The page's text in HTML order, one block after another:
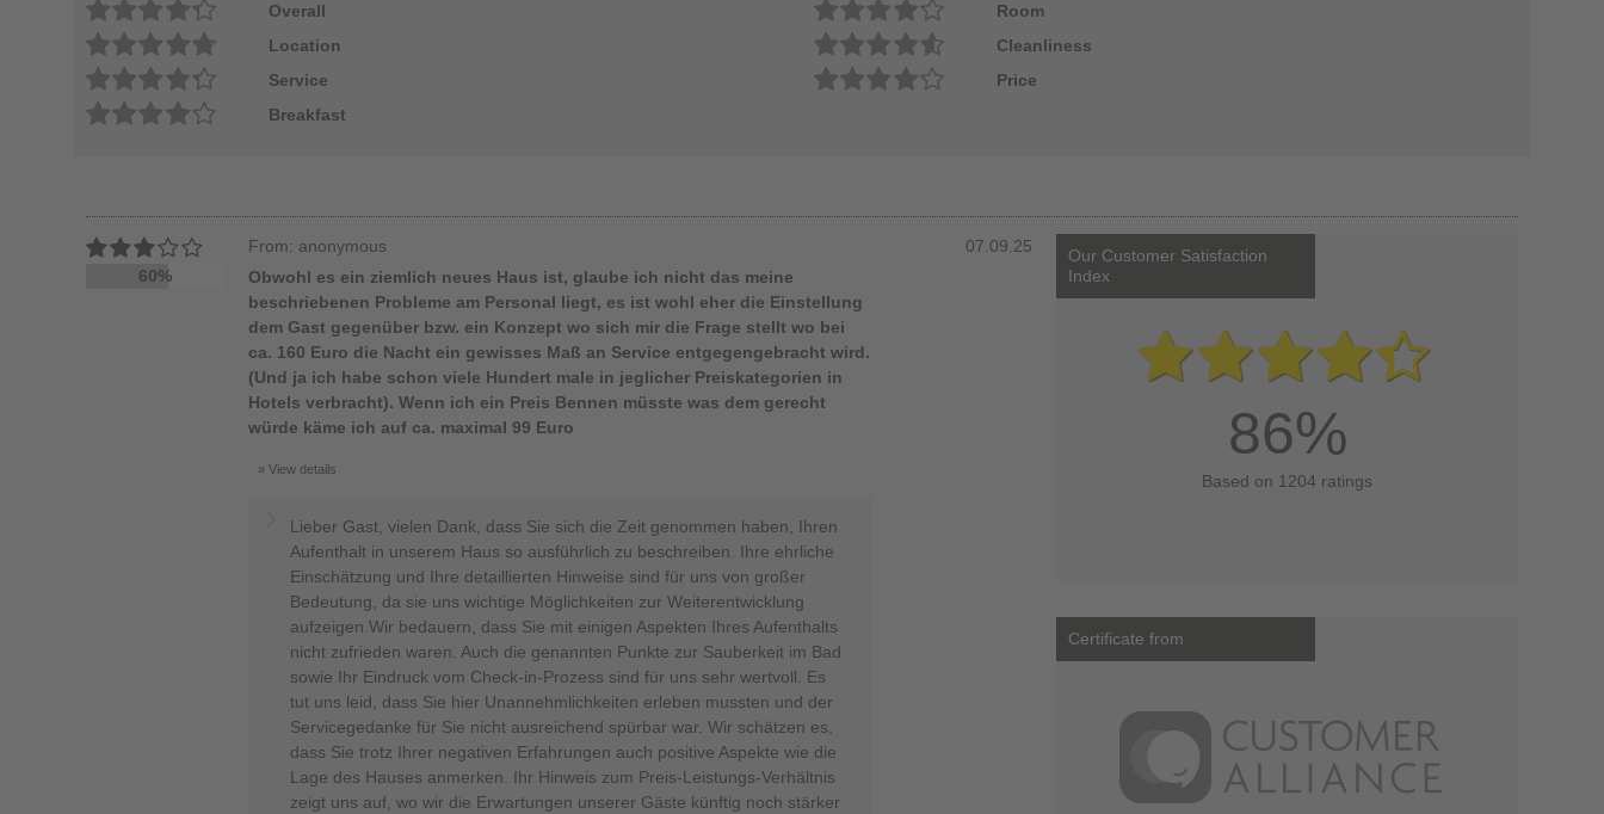
Overall
Room
Location
Cleanliness
Service
Price
Breakfast
60%
From: anonymous
Obwohl es ein ziemlich neues Haus ist, glaube ich nicht das meine
beschriebenen Probleme am Personal liegt, es ist wohl eher die Einstellung
dem Gast gegenüber bzw. ein Konzept wo sich mir die Frage stellt wo bei
ca. 160 Euro die Nacht ein gewisses Maß an Service entgegengebracht wird.
(Und ja ich habe schon viele Hundert male in jeglicher Preiskategorien in
Hotels verbracht). Wenn ich ein Preis Bennen müsste was dem gerecht
würde käme ich auf ca. maximal 99 Euro
View details
Lieber Gast, vielen Dank, dass Sie sich die Zeit genommen haben, Ihren
Aufenthalt in unserem Haus so ausführlich zu beschreiben. Ihre ehrliche
Einschätzung und Ihre detaillierten Hinweise sind für uns von großer
Bedeutung, da sie uns wichtige Möglichkeiten zur Weiterentwicklung
aufzeigen.Wir bedauern, dass Sie mit einigen Aspekten Ihres Aufenthalts
nicht zufrieden waren. Auch die genannten Punkte zur Sauberkeit im Bad
sowie Ihr Eindruck vom Check-in-Prozess sind für uns sehr wertvoll. Es
tut uns leid, dass Sie hier Unannehmlichkeiten erleben mussten und der
Servicegedanke für Sie nicht ausreichend spürbar war. Wir schätzen es,
dass Sie trotz Ihrer negativen Erfahrungen auch positive Aspekte wie die
Lage des Hauses anmerken. Ihr Hinweis zum Preis-Leistungs-Verhältnis
zeigt uns auf, wo wir die Erwartungen unserer Gäste künftig noch stärker
07.09.25
Our Customer Satisfaction
Index
86%
Based on 1204 ratings
Certificate from